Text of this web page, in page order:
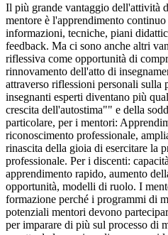
Il più grande vantaggio dell'attività
mentore è l'apprendimento
informazioni, tecniche, piani
feedback. Ma ci sono anche altri
riflessiva come opportunità di
rinnovamento dell'atto di
attraverso riflessioni personali
insegnanti esperti diventano più
crescita dell'autostima"" e della
particolare, per i mentori:
riconoscimento professionale,
rinascita della gioia di esercitare la
professionale. Per i discenti:
apprendimento rapido, aumento
opportunità, modelli di ruolo. I
formazione perché i programmi di
potenziali mentori devono
per imparare di più sul processo di